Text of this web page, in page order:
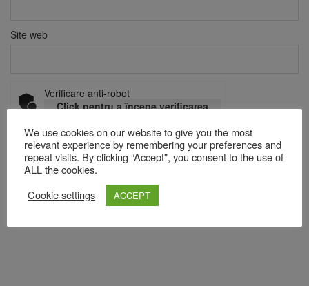
Site web
Verificare anti-robot
Click pentru a începe verificarea
Acest site folosește Akismet pentru a reduce spamul.
sunt procesate datele comentariilor tale
We use cookies on our website to give you the most
relevant experience by remembering your preferences and
repeat visits. By clicking “Accept”, you consent to the use of
ALL the cookies.
Cookie settings
ACCEPT